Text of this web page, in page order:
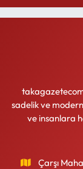
sadelik ve
ve insanlara
Çarşı